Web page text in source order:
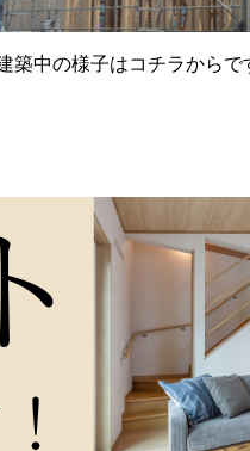
築中の様子はコチラからで